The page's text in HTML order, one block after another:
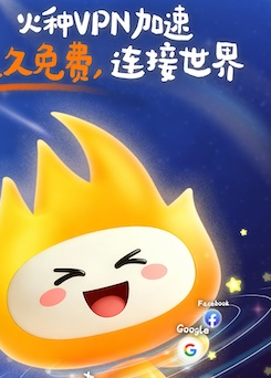
支持 [0] 反对[0]
支持[0] 反对
，我再也不用担心了。
支持[0] 反对[0]